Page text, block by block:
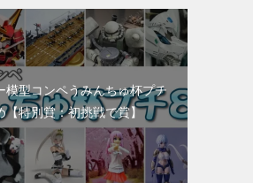
模型コンペうみんちゅ杯プチ
【特別賞：初挑戦で賞】